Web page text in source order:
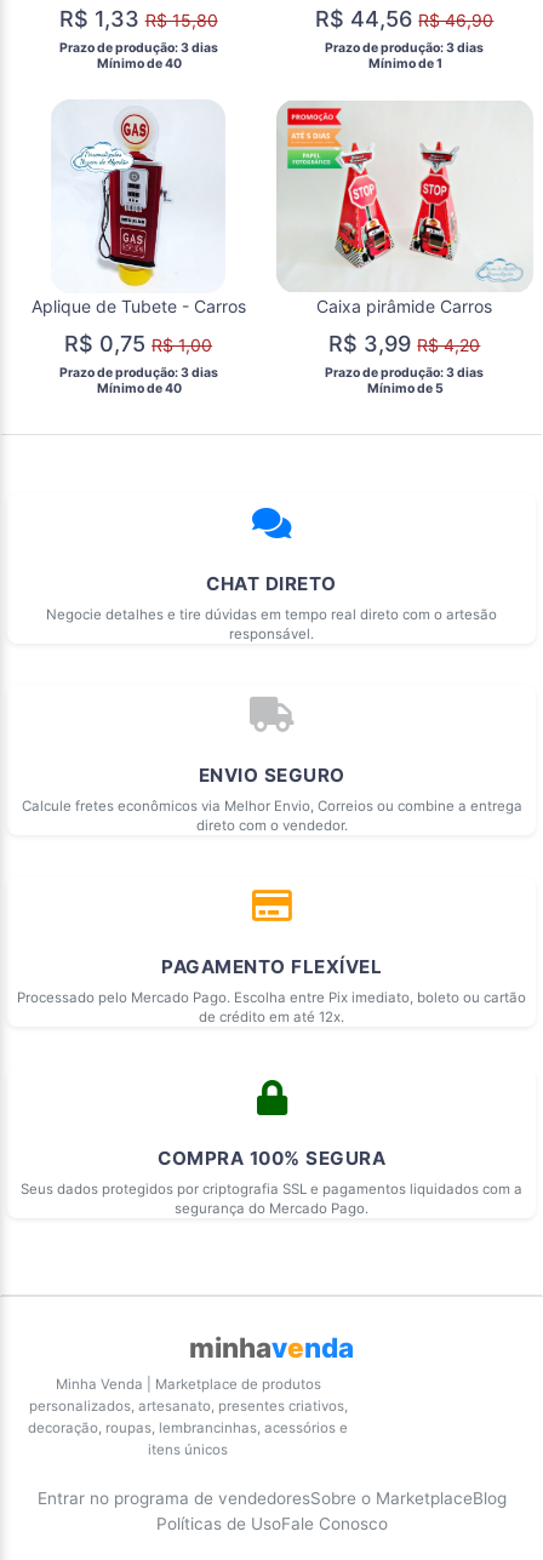
R$ 1,33R$ 15,80
Prazo de produção: 3 dias
  Mínimo de 40
R$ 44,56R$ 46,90
Prazo de produção: 3 dias
  Mínimo de 1
Aplique de Tubete - Carros
R$ 0,75R$ 1,00
Prazo de produção: 3 dias
  Mínimo de 40
Caixa pirâmide Carros
R$ 3,99R$ 4,20
Prazo de produção: 3 dias
  Mínimo de 5
CHAT DIRETO
Negocie detalhes e tire dúvidas em tempo real direto com o artesão
responsável.
ENVIO SEGURO
Calcule fretes econômicos via Melhor Envio, Correios ou combine a entrega
direto com o vendedor.
PAGAMENTO FLEXÍVEL
Processado pelo Mercado Pago. Escolha entre Pix imediato, boleto ou cartão
de crédito em até 12x.
COMPRA 100% SEGURA
Seus dados protegidos por criptografia SSL e pagamentos liquidados com a
segurança do Mercado Pago.
minhavenda
Minha Venda | Marketplace de produtos
personalizados, artesanato, presentes criativos,
decoração, roupas, lembrancinhas, acessórios e
itens únicos
Entrar no programa de vendedoresSobre o MarketplaceBlog
Políticas de UsoFale Conosco